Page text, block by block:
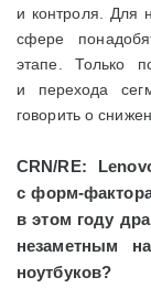
и контроля. Для
сфере
этапе. Только
и перехода
говорить о
CRN/RE:
с форм-
в этом году
незаметным
ноутбуков?